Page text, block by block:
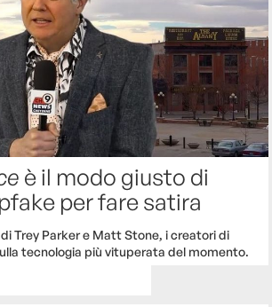
è il modo giusto di
per fare satira
Trey Parker e Matt Stone, i creatori di
tecnologia più vituperata del momento.